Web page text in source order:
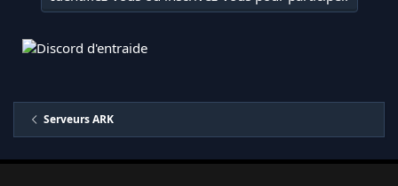
Serveurs ARK